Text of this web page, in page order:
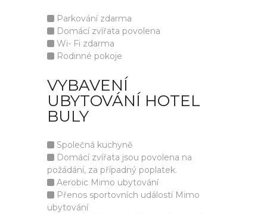
Parkování zdarma
Domácí zvířata povolena
Wi- Fi zdarma
Rodinné pokoje
VYBAVENÍ
UBYTOVÁNÍ HOTEL
BULY
Společná kuchyně
Domácí zvířata jsou povolena na
požádání, za případný poplatek.
Aerobic Mimo ubytování
Přenos sportovních událostí Mimo
ubytování